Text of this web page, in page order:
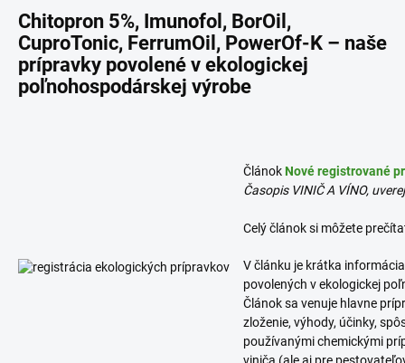
Chitopron 5%, Imunofol, BorOil,
CuproTonic, FerrumOil, PowerOf-K – naše
prípravky povolené v ekologickej
poľnohospodárskej výrobe
ČlánokNové registrované
Časopis VINIČ A VÍNO,
Celý článok si môžete
V článku je krátka
povolených v ekologickej
Článok sa venuje hlavne
zloženie, výhody, účinky,
používanými chemickými